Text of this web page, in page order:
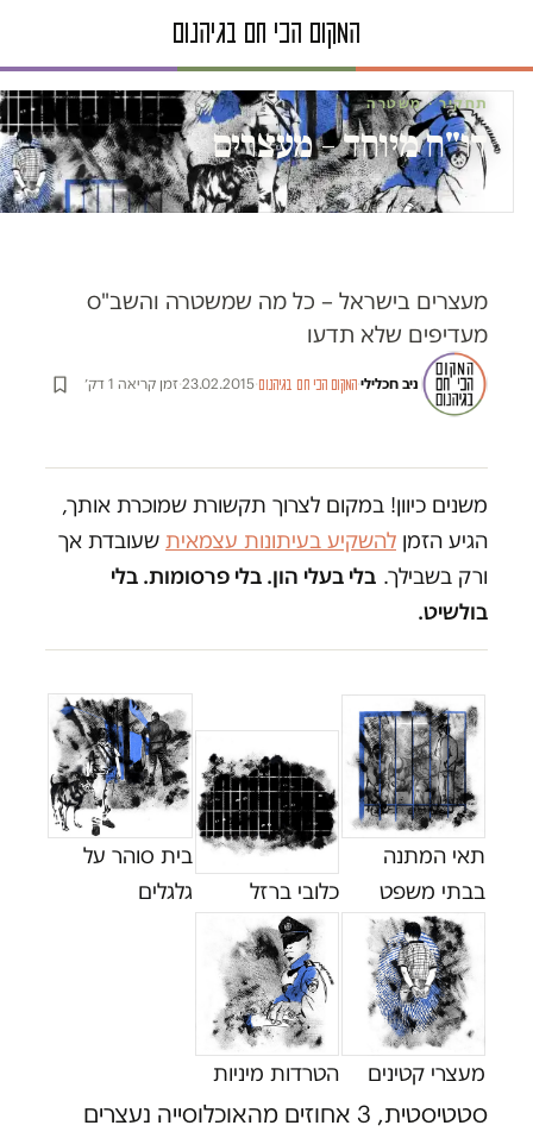
תחקיר · משטרה
דו"ח מיוחד – מעצרים
מעצרים בישראל – כל מה שמשטרה והשב"ס
מעדיפים שלא תדעו
ניב חכלילי·המקום הכי חם בגיהנום·
23.02.2015
·זמן קריאה 1 דק׳
משנים כיוון! במקום לצרוך תקשורת שמוכרת אותך,
הגיע הזמן להשקיע בעיתונות עצמאית שעובדת אך
ורק בשבילך. בלי בעלי הון. בלי פרסומות. בלי
בולשיט.
תאי המתנה
בבתי משפט
כלובי ברזל
בית סוהר על
גלגלים
מעצרי קטינים הטרדות מיניות
סטטיסטית, 3 אחוזים מהאוכלוסייה נעצרים